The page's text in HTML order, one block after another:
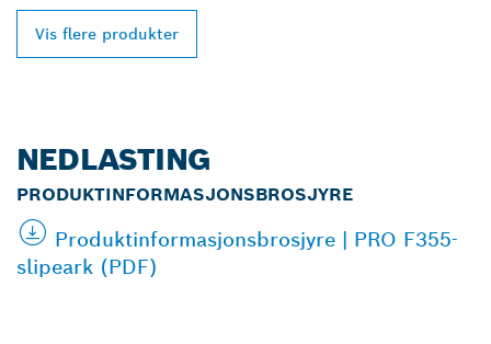
Vis flere produkter
NEDLASTING
PRODUKTINFORMASJONSBROSJYRE
Produktinformasjonsbrosjyre | PRO F355-
slipeark (PDF)